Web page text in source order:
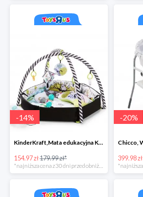
-14%
KinderKraft,Mata edukacyjna KKraft SmartPlay
154.97 zł179.99 zł*
*najniższa cena z 30 dni przed obniżką
-20%
399.98 zł